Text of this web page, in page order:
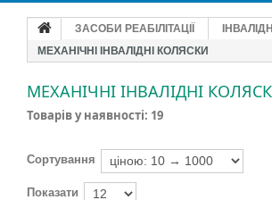
ЗАСОБИ РЕАБІЛІТАЦІЇ
МЕХАНІЧНІ ІНВАЛІДНІ КОЛЯСКИ
МЕХАНІЧНІ ІНВАЛІДНІ
Товарів у наявності: 19
Сортування
Показати